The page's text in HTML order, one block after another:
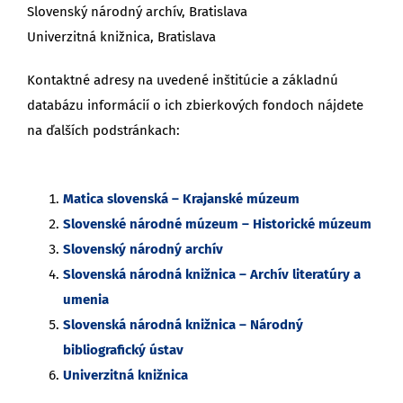
Slovenský národný archív, Bratislava
Univerzitná knižnica, Bratislava
Kontaktné adresy na uvedené inštitúcie a základnú
databázu informácií o ich zbierkových fondoch nájdete
na ďalších podstránkach:
Matica slovenská – Krajanské múzeum
Slovenské národné múzeum – Historické múzeum
Slovenský národný archív
Slovenská národná knižnica – Archív literatúry a
umenia
Slovenská národná knižnica – Národný
bibliografický ústav
Univerzitná knižnica